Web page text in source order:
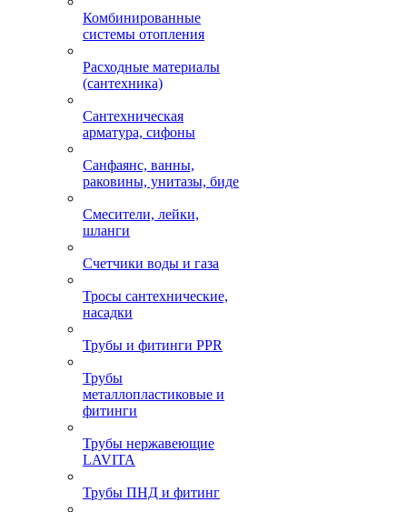
Комбинированные
системы отопления
Расходные материалы
(сантехника)
Сантехническая
арматура, сифоны
Санфаянс, ванны,
раковины, унитазы, биде
Смесители, лейки,
шланги
Счетчики воды и газа
Тросы сантехнические,
насадки
Трубы и фитинги PPR
Трубы
металлопластиковые и
фитинги
Трубы нержавеющие
LAVITA
Трубы ПНД и фитинг